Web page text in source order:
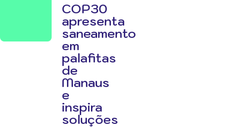
COP30
apresenta
saneamento
em
palafitas
de
Manaus
e
inspira
soluções